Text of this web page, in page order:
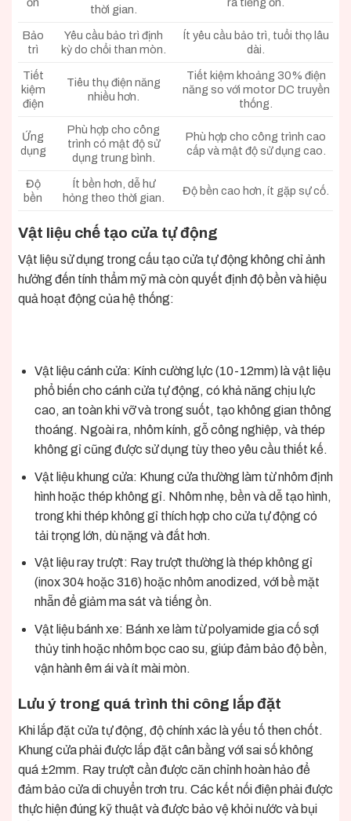
thời gian.
Bảo
trì
Yêu cầu bảo trì định
kỳ do chổi than mòn.
Ít yêu cầu bảo trì, tuổi thọ lâu
dài.
Tiết
kiệm
điện
Tiêu thụ điện năng
nhiều hơn.
Tiết kiệm khoảng 30% điện
năng so với motor DC truyền
thống.
Ứng
dụng
Phù hợp cho công
trình có mật độ sử
dụng trung bình.
Phù hợp cho công trình cao
cấp và mật độ sử dụng cao.
Độ
bền
Ít bền hơn, dễ hư
hỏng theo thời gian.
Độ bền cao hơn, ít gặp sự cố.
Vật liệu chế tạo cửa tự động
Vật liệu sử dụng trong cấu tạo cửa tự động không chỉ ảnh
hưởng đến tính thẩm mỹ mà còn quyết định độ bền và hiệu
quả hoạt động của hệ thống:
Vật liệu cánh cửa: Kính cường lực (10-12mm) là vật liệu
phổ biến cho cánh cửa tự động, có khả năng chịu lực
cao, an toàn khi vỡ và trong suốt, tạo không gian thông
thoáng. Ngoài ra, nhôm kính, gỗ công nghiệp, và thép
không gỉ cũng được sử dụng tùy theo yêu cầu thiết kế.
Vật liệu khung cửa: Khung cửa thường làm từ nhôm định
hình hoặc thép không gỉ. Nhôm nhẹ, bền và dễ tạo hình,
trong khi thép không gỉ thích hợp cho cửa tự động có
tải trọng lớn, dù nặng và đắt hơn.
Vật liệu ray trượt: Ray trượt thường là thép không gỉ
(inox 304 hoặc 316) hoặc nhôm anodized, với bề mặt
nhẵn để giảm ma sát và tiếng ồn.
Vật liệu bánh xe: Bánh xe làm từ polyamide gia cố sợi
thủy tinh hoặc nhôm bọc cao su, giúp đảm bảo độ bền,
vận hành êm ái và ít mài mòn.
Lưu ý trong quá trình thi công lắp đặt
Khi lắp đặt cửa tự động, độ chính xác là yếu tố then chốt.
Khung cửa phải được lắp đặt cân bằng với sai số không
quá ±2mm. Ray trượt cần được căn chỉnh hoàn hảo để
đảm bảo cửa di chuyển trơn tru. Các kết nối điện phải được
thực hiện đúng kỹ thuật và được bảo vệ khỏi nước và bụi